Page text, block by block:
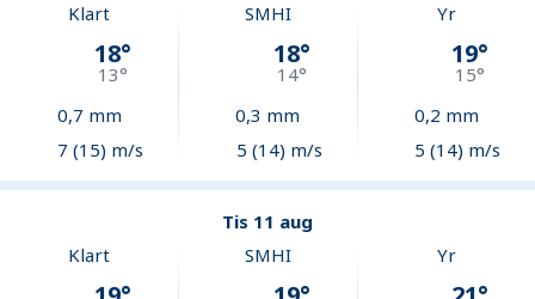
Klart
18°
13°
0,7 mm
7 (15) m/s
SMHI
18°
14°
0,3 mm
5 (14) m/s
Yr
19°
15°
0,2 mm
5 (14) m/s
Tis 11 aug
Klart
SMHI Yr